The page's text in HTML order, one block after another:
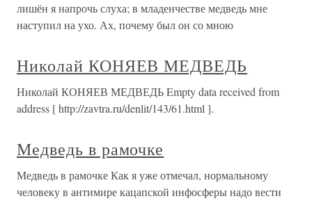
лишён я напрочь слуха; в младенчестве медведь мне
наступил на ухо. Ах, почему был он со мною
Николай КОНЯЕВ МЕДВЕДЬ
Николай КОНЯЕВ МЕДВЕДЬ Empty data received from
address [ http://zavtra.ru/denlit/143/61.html ].
Медведь в рамочке
Медведь в рамочке Как я уже отмечал, нормальному
человеку в антимире кацапской инфосферы надо вести